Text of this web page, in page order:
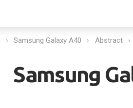
Samsung Galaxy A40 Abstract
Samsung